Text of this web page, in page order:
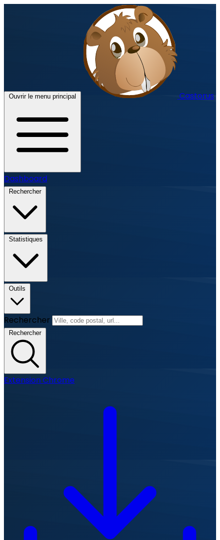
Ouvrir le menu principal Castorus
Dashboard
Rechercher
Statistiques
Outils
Rechercher
Rechercher
Extension Chrome